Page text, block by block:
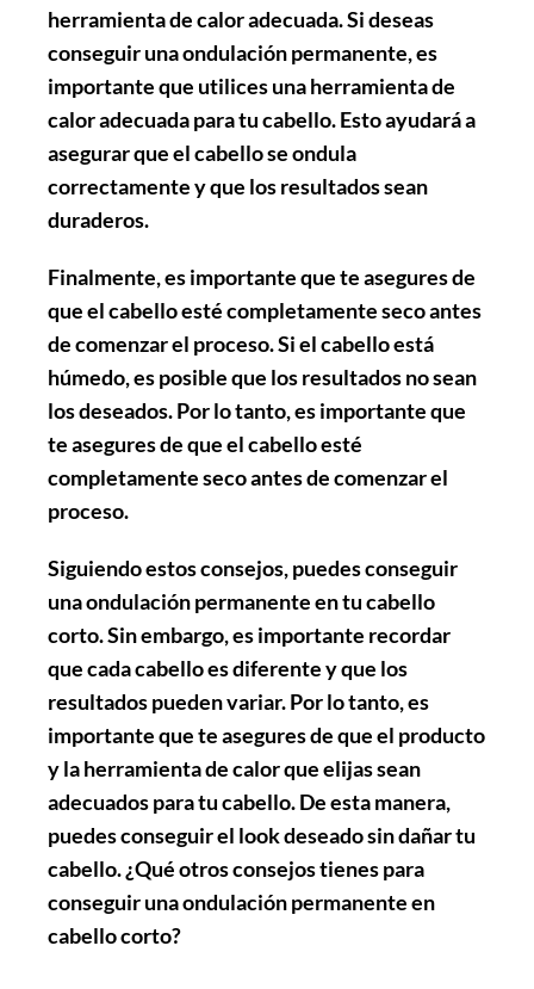
herramienta de calor adecuada. Si deseas
conseguir una ondulación permanente, es
importante que utilices una herramienta de
calor adecuada para tu cabello. Esto ayudará a
asegurar que el cabello se ondula
correctamente y que los resultados sean
duraderos.
Finalmente, es importante quete asegures de
que el cabello esté completamente secoantes
de comenzar el proceso. Si el cabello está
húmedo, es posible que los resultados no sean
los deseados. Por lo tanto, es importante que
te asegures de que el cabello esté
completamente seco antes de comenzar el
proceso.
Siguiendo estos consejos, puedes conseguir
una ondulación permanente en tu cabello
corto. Sin embargo, es importante recordar
que cada cabello es diferente y que los
resultados pueden variar. Por lo tanto, es
importante que te asegures de que el producto
y la herramienta de calor que elijas sean
adecuados para tu cabello. De esta manera,
puedes conseguir el look deseado sin dañar tu
cabello. ¿Qué otros consejos tienes para
conseguir una ondulación permanente en
cabello corto?